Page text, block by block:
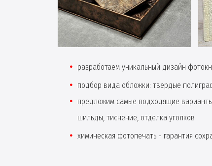
разработаем уникальный дизайн
подбор вида обложки: твердые
предложим самые подходящие
шильды, тиснение, отделка уголков
химическая фотопечать - гарантия